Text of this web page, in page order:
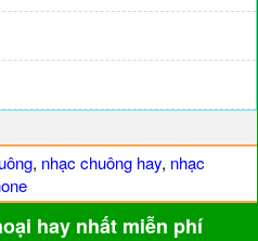
, nhạc chuông hay, nhạc
hay nhất miễn phí